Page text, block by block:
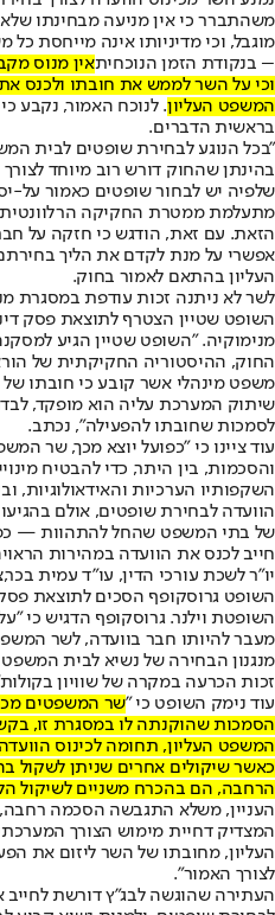
משהתברר כי אין מניעה מבחינתו
מוגבל, וכי מדיניותו אינה מייחסת
– בנקודת הזמן הנוכחיתאין מנוס
וכי על השר לממש את חובתו ולכנס
המשפט העליון. לנוכח האמור, נקבע
בראשית הדברים.
"בכל הנוגע לבחירת שופטים לבית
בהינתן שהחוק דורש רוב מיוחד
שלפיה יש לבחור שופטים כאמור על-
מתעלמת ממטרת החקיקה
הזאת. עם זאת, הודגש כי חזקה על
אפשרי על מנת לקדם את הליך
העליון בהתאם לאמור בחוק.
לשר לא ניתנה זכות עודפת במסגרת
​השופט שטיין הצטרף לתוצאת פסק
מנימוקיה. "השופט שטיין הגיע
החוק, ההיסטוריה החקיקתית של
משפט מינהלי אשר קובע כי חובתו
שיתוק המערכת עליה הוא מופקד,
לסמכות שחובתו להפעילה", נכתב.
עוד ציינו כי "כפועל יוצא מכך, שר
והסכמות, בין היתר, כדי להבטיח
השקפותיו הערכיות והאידאולוגיות,
הוועדה לבחירת שופטים, אולם
של בתי המשפט שהחל להתהוות —
חייב לכנס את הוועדה במהירות
יו"ר לשכת עורכי הדין, עו"ד עמית
השופט גרוסקופף הסכים לתוצאת
השופטת וילנר. גרוסקופף הדגיש כי
מעבר להיותו חבר בוועדה, לשר
מנגנון הבחירה של נשיא לבית המשפט
זכות הכרעה במקרה של שוויון
עוד נימק השופט כי "שר המשפטים
הסמכות שהוקנתה לו במסגרת זו,
המשפט העליון, תחומה לכינוס
כאשר שיקולים אחרים שניתן לשקול
הרחבה, הם בהכרח משניים לשיקול
העניין, משלא התגבשה הסכמה רחבה,
המצדיק דחיית מימוש הצורך
העליון, מחובתו של השר ליזום את
לצורך האמור".
העתירה שהוגשה לבג"ץ דורשת